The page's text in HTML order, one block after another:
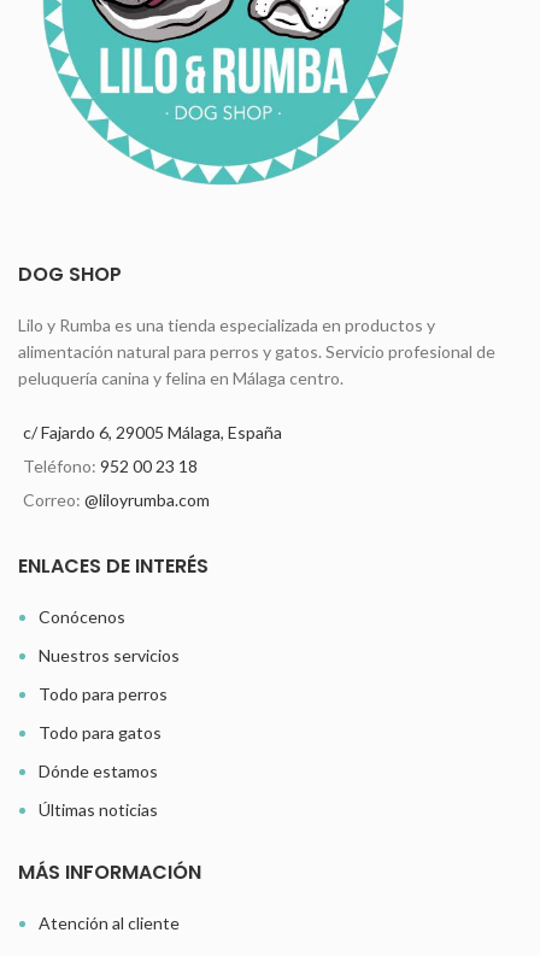
DOG SHOP
Lilo y Rumba es una tienda especializada en productos y
alimentación natural para perros y gatos. Servicio profesional de
peluquería canina y felina en Málaga centro.
c/ Fajardo 6, 29005 Málaga, España
Teléfono: 952 00 23 18
Correo: @liloyrumba.com
ENLACES DE INTERÉS
Conócenos
Nuestros servicios
Todo para perros
Todo para gatos
Dónde estamos
Últimas noticias
MÁS INFORMACIÓN
Atención al cliente